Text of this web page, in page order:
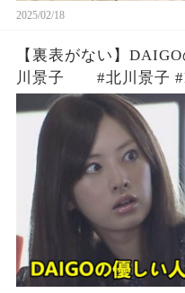
2025/02/18
【裏表がない】
川景子 #北川景子